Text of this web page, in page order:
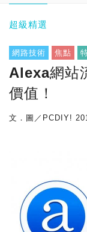
超級精選
網路技術 焦點
Alexa網站
價值！
文．圖／PCDIY!